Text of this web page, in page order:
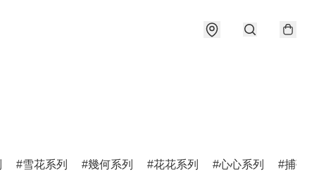
雪花系列 幾何系列 花花系列 心心系列 捕夢